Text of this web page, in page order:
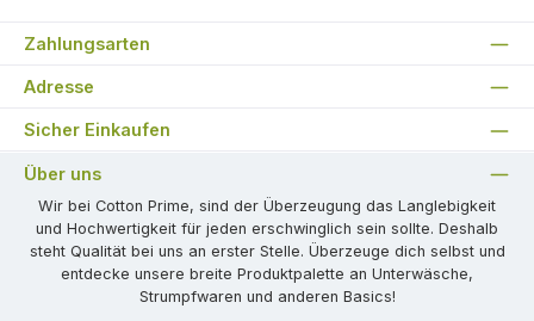
Zahlungsarten
Adresse
Sicher Einkaufen
Über uns
Wir bei Cotton Prime, sind der Überzeugung das Langlebigkeit
und Hochwertigkeit für jeden erschwinglich sein sollte. Deshalb
steht Qualität bei uns an erster Stelle. Überzeuge dich selbst und
entdecke unsere breite Produktpalette an Unterwäsche,
Strumpfwaren und anderen Basics!